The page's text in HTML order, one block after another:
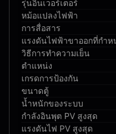
รุ่นอินเวอร์เตอร์
หม้อแปลงไฟฟ้า
การสื่อสาร
แรงดันไฟฟ้าขาออกที่กำห
วิธีการทำความเย็น
ตำแหน่ง
เกรดการป้องกัน
ขนาดตู้
น้ำหนักของระบบ
กำลังอินพุต PV สูงสุด
แรงดันไฟ PV สูงสุด